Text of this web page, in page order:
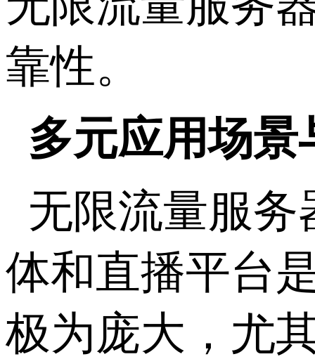
靠性。
多元应用场景
无限流量服
体和直播平台
极为庞大，尤